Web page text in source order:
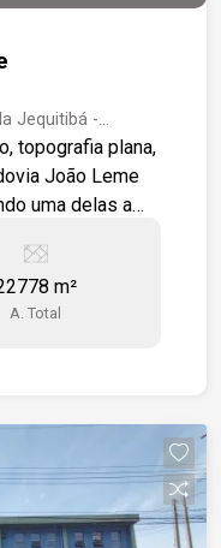
Jequitibá -
topografia plana,
João Leme
uma delas a
m²
A. Total